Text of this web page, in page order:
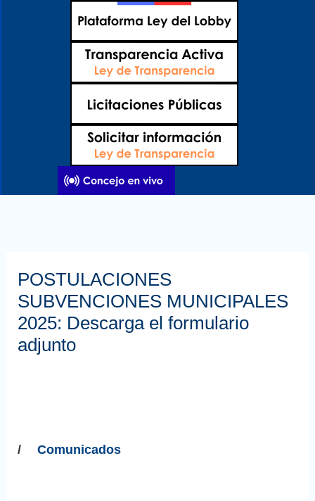
POSTULACIONES
SUBVENCIONES MUNICIPALES
2025: Descarga el formulario
adjunto
/ Comunicados